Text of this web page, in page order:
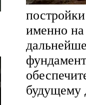
именно на
будущему